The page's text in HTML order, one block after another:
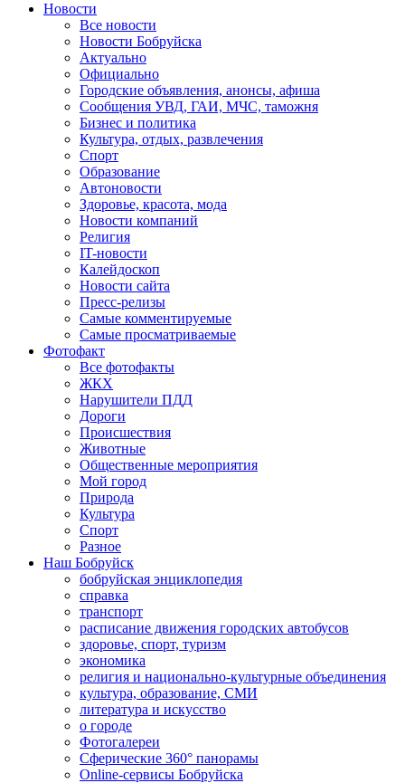
Новости
Все новости
Новости Бобруйска
Актуально
Официально
Городские объявления, анонсы, афиша
Сообщения УВД, ГАИ, МЧС, таможня
Бизнес и политика
Культура, отдых, развлечения
Спорт
Образование
Автоновости
Здоровье, красота, мода
Новости компаний
Религия
IT-новости
Калейдоскоп
Новости сайта
Пресс-релизы
Самые комментируемые
Самые просматриваемые
Фотофакт
Все фотофакты
ЖКХ
Нарушители ПДД
Дороги
Происшествия
Животные
Общественные мероприятия
Мой город
Природа
Культура
Спорт
Разное
Наш Бобруйск
бобруйская энциклопедия
справка
транспорт
расписание движения городских автобусов
здоровье, спорт, туризм
экономика
религия и национально-культурные объединения
культура, образование, СМИ
литература и искусство
о городе
Фотогалереи
Сферические 360° панорамы
Online-сервисы Бобруйска